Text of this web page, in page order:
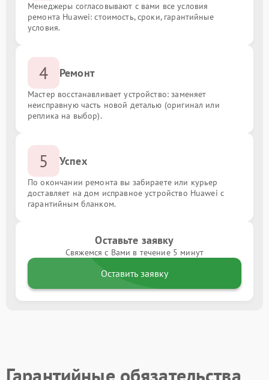
Менеджеры согласовывают с вами все условия
ремонта Huawei: стоимость, сроки, гарантийные
условия.
4 Ремонт
Мастер восстанавливает устройство: заменяет
неисправную часть новой деталью (оригинал или
реплика на выбор).
5 Успех
По окончании ремонта вы забираете или курьер
доставляет на дом исправное устройство Huawei с
гарантийным бланком.
Оставьте заявку
Свяжемся с Вами в течение 5 минут
Оставить заявку